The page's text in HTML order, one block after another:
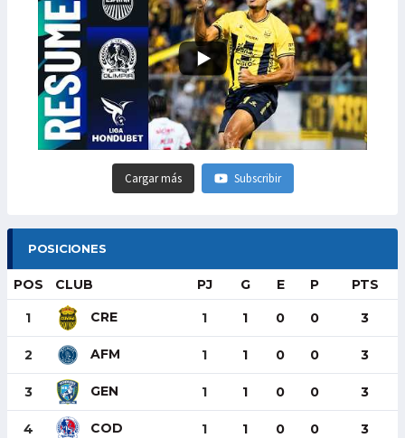
Cargar más Subscribir
POSICIONES
POS CLUB PJ G E P PTS
1 CRE 1 1 0 0 3
2 AFM 1 1 0 0 3
3 GEN 1 1 0 0 3
4 COD 1 1 0 0 3